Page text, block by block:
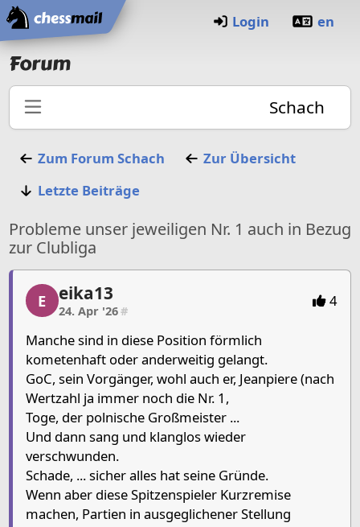
Startseite
Login en
Forum
Schach
Zum Forum Schach
Zur Übersicht
Letzte Beiträge
Probleme unser jeweiligen Nr. 1 auch in Bezug
zur Clubliga
eika13, 1/15, 24. Apr '26
E eika13
24. Apr '26#
4
Manche sind in diese Position förmlich
kometenhaft oder anderweitig gelangt.
GoC, sein Vorgänger, wohl auch er, Jeanpiere (nach
Wertzahl ja immer noch die Nr. 1,
Toge, der polnische Großmeister ...
Und dann sang und klanglos wieder
verschwunden.
Schade, ... sicher alles hat seine Gründe.
Wenn aber diese Spitzenspieler Kurzremise
machen, Partien in ausgeglichener Stellung